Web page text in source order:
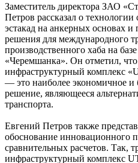
Заместитель директора ЗАО
Петров рассказал о
эстакад на анкерных основах
решения для международного
производственного хаба на
«Черемшанка». Он отметил,
инфраструктурный комплекс
— это наиболее экономичное и
решение, являющееся
транспорта.
Евгений Петров также
обоснование инновационного
сравнительных расчетов. Так,
инфраструктурный комплекс